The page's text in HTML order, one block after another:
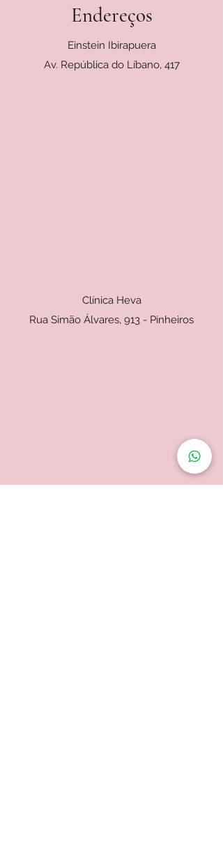
Endereços
Einstein Ibirapuera
Av. República do Líbano, 417
Clínica Heva
Rua Simão Álvares, 913 - Pinheiros